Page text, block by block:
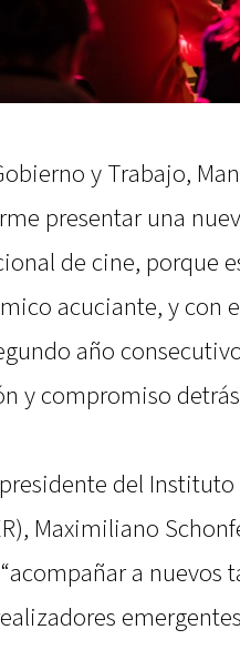
y Trabajo,
presentar una
de cine, porque
acuciante, y con
año
y compromiso
del
Maximiliano
a nuevos